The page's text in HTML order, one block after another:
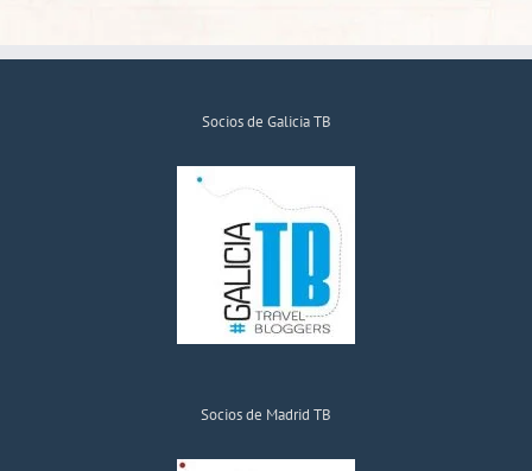
Socios de Galicia TB
Socios de Madrid TB